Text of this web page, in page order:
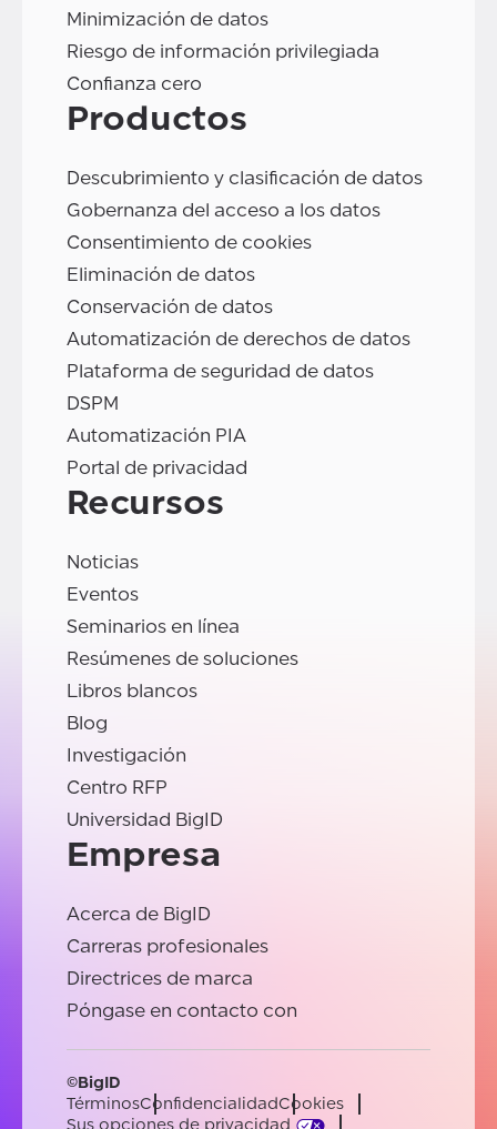
Minimización de datos
Riesgo de información privilegiada
Confianza cero
Productos
Descubrimiento y clasificación de datos
Gobernanza del acceso a los datos
Consentimiento de cookies
Eliminación de datos
Conservación de datos
Automatización de derechos de datos
Plataforma de seguridad de datos
DSPM
Automatización PIA
Portal de privacidad
Recursos
Noticias
Eventos
Seminarios en línea
Resúmenes de soluciones
Libros blancos
Blog
Investigación
Centro RFP
Universidad BigID
Empresa
Acerca de BigID
Carreras profesionales
Directrices de marca
Póngase en contacto con
©BigID
TérminosConfidencialidadCookies